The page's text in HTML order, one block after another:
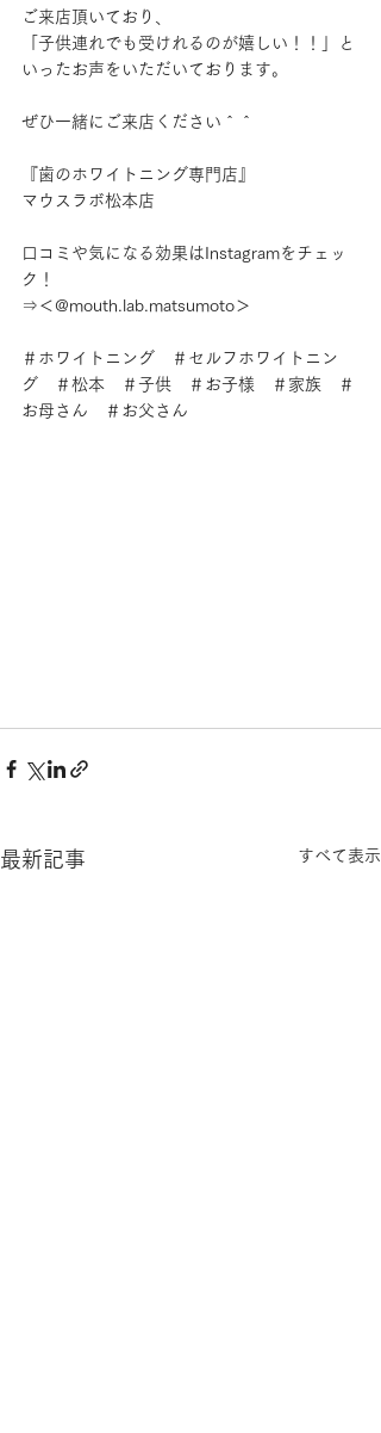
ご来店頂いており、
「子供連れでも受けれるのが嬉しい！！」と
いったお声をいただいております。
ぜひ一緒にご来店ください＾＾
『歯のホワイトニング専門店』
マウスラボ松本店
口コミや気になる効果はInstagramをチェッ
ク！
⇒＜@mouth.lab.matsumoto＞
＃ホワイトニング　＃セルフホワイトニン
グ　＃松本　＃子供　＃お子様　＃家族　＃
お母さん　＃お父さん
最新記事 すべて表示